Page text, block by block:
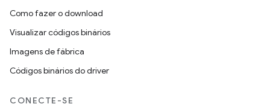
Como fazer o download
Visualizar códigos binários
Imagens de fábrica
Códigos binários do driver
CONECTE-SE